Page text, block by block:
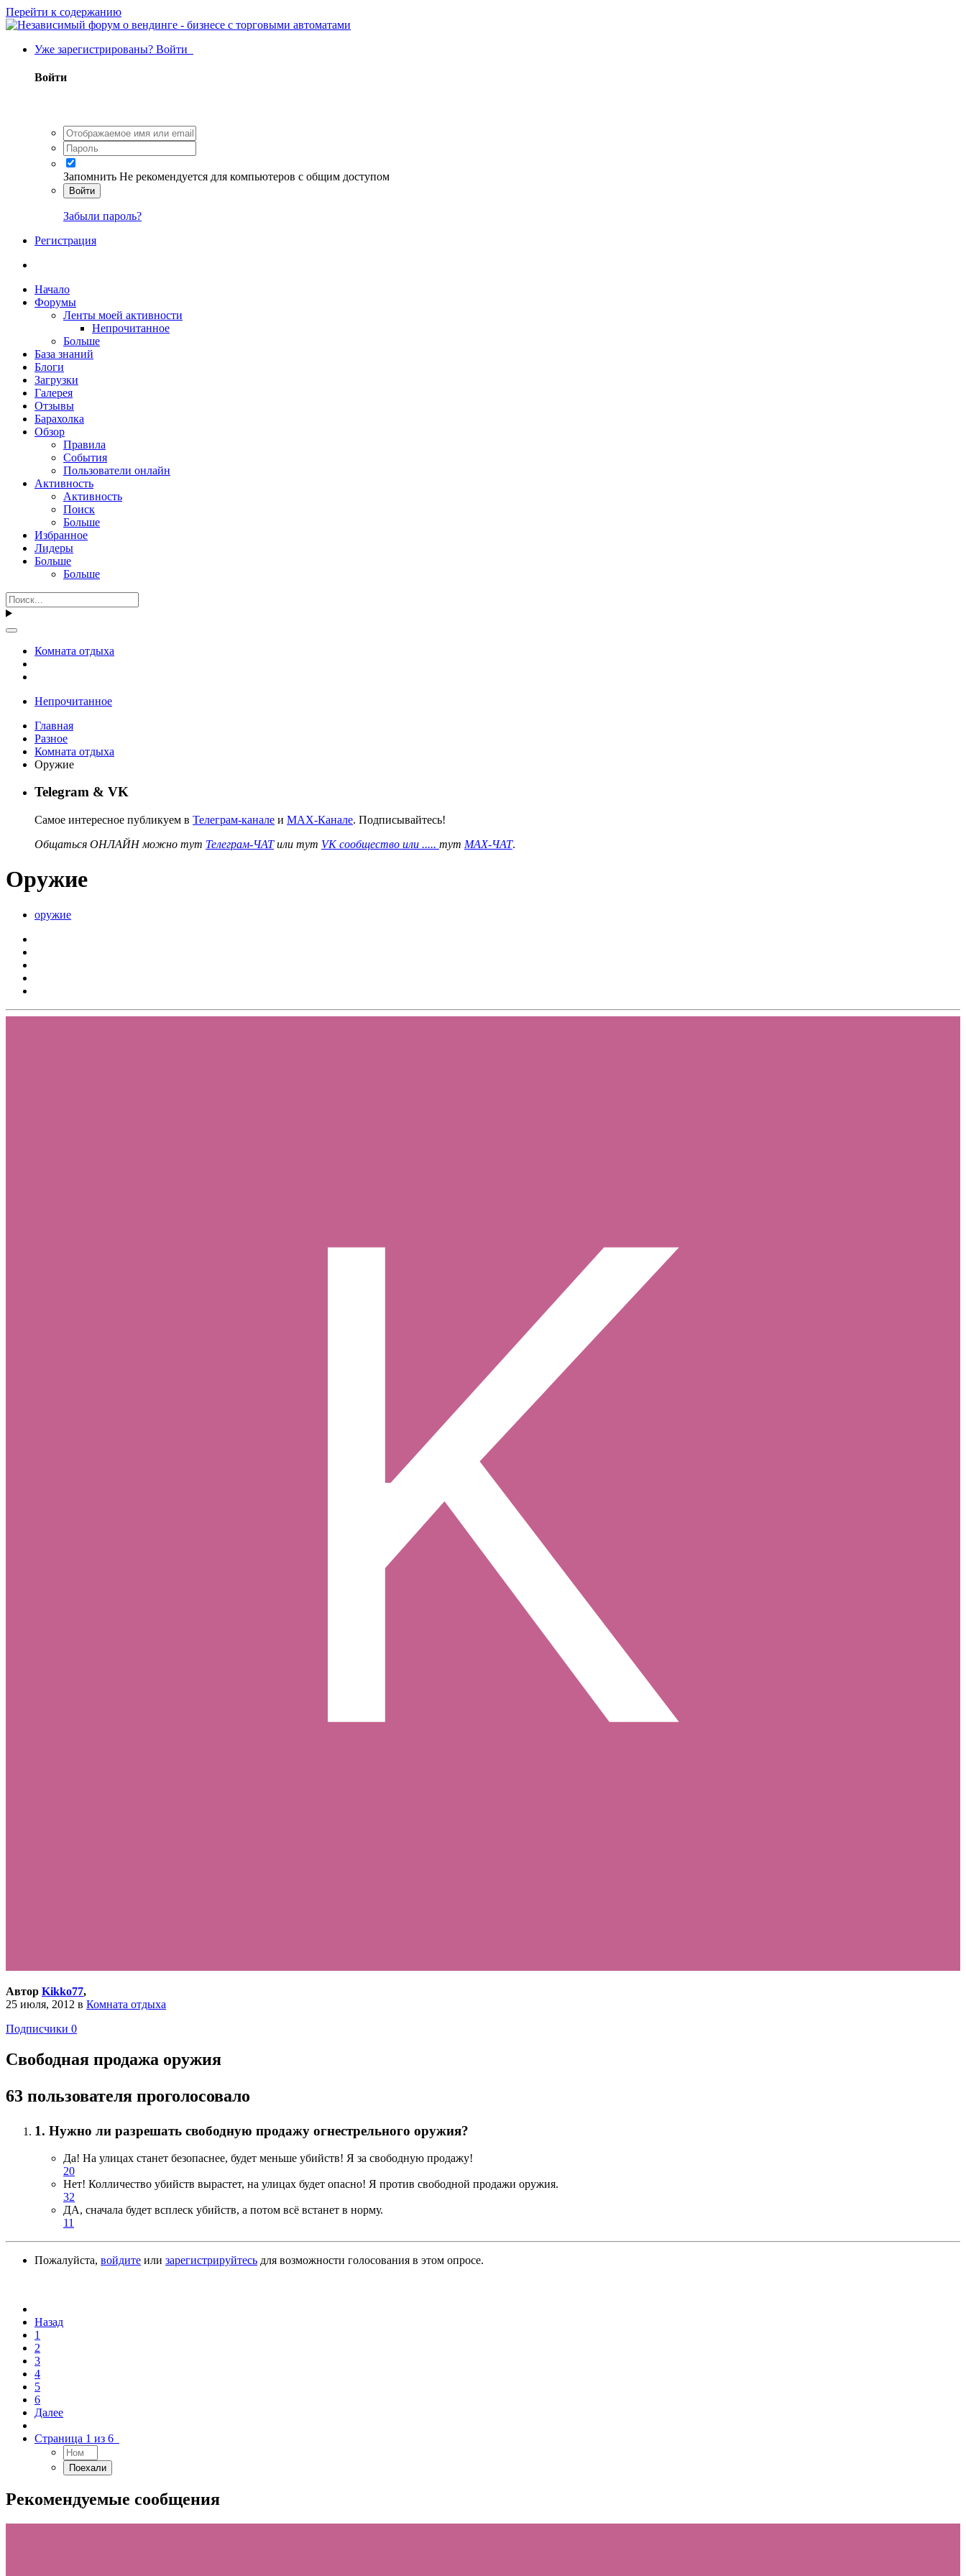
Перейти к содержанию
Уже зарегистрированы? Войти
Войти
Запомнить Не рекомендуется для компьютеров с общим доступом
Войти
Забыли пароль?
Регистрация
Начало
Форумы
Ленты моей активности
Непрочитанное
Больше
База знаний
Блоги
Загрузки
Галерея
Отзывы
Барахолка
Обзор
Правила
События
Пользователи онлайн
Активность
Активность
Поиск
Больше
Избранное
Лидеры
Больше
Больше
Комната отдыха
Непрочитанное
Главная
Разное
Комната отдыха
Оружие
Telegram & VK
Самое интересное публикуем в Телеграм-канале и MAX-Канале. Подписывайтесь!
Общаться ОНЛАЙН можно тут Телеграм-ЧАТили тут VK сообщество или ..... тут MAX-ЧАТ.
Оружие
оружие
Автор Kikko77,
25 июля, 2012 в Комната отдыха
Подписчики 0
Свободная продажа оружия
63 пользователя проголосовало
1. Нужно ли разрешать свободную продажу огнестрельного оружия?
Да! На улицах станет безопаснее, будет меньше убийств! Я за свободную продажу!
20
Нет! Колличество убийств вырастет, на улицах будет опасно! Я против свободной продажи оружия.
32
ДА, сначала будет всплеск убийств, а потом всё встанет в норму.
11
Пожалуйста, войдите или зарегистрируйтесь для возможности голосования в этом опросе.
Назад
1
2
3
4
5
6
Далее
Страница 1 из 6
Рекомендуемые сообщения